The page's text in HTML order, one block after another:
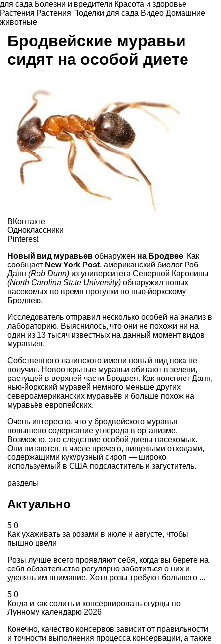
для сада Болезни и вредители Красота и здоровье
Растения Растения Поделки для сада Видео Домашние
животные
Бродвейские муравьи
сидят на особой диете
ВКонтакте
Одноклассники
Pinterest
Новый вид муравьев обнаружен на Бродвее. Как
сообщает New York Post, американский биолог Роб
Данн (Rob Dunn) из университета Северной Каролины
(North Carolina State University) обнаружил новых
насекомых во время прогулки по нью-йоркскому
Бродвею.
Исследователь отправил несколько особей на анализ в
лабораторию. Выяснилось, что они не похожи ни на
один из 13 тысяч известных на данный момент видов
муравьев.
Собственного латинского имени новый вид пока не
получил. Новооткрытые муравьи обитают в зелени,
растущей в верхней части Бродвея. Как поясняет Данн,
нью-йоркский муравей немного меньше других
североамериканских муравьёв и больше похож на
муравьёв европейских.
Очень интересно, что у бродвейского муравья
повышено содержание углерода в организме.
Возможно, это следствие особой диеты насекомых.
Они питаются, в числе прочего, пищевыми отходами,
содержащими кукурузный сироп — широко
используемый в США подсластитель и загуститель.
разделы
Актуально
5 0
Как ухаживать за розами в июле и августе, чтобы
пышно цвели
Розы лучше всего проявляют себя, когда вы берете на
себя обязательство регулярно заботиться о них и
уделять им внимание. Хотя розы требуют большего ...
5 0
Когда и как солить и консервировать огурцы по
Лунному календарю 2026
Конечно, качество консервов зависит от правильности
и точности выполнения процесса консервации, а также